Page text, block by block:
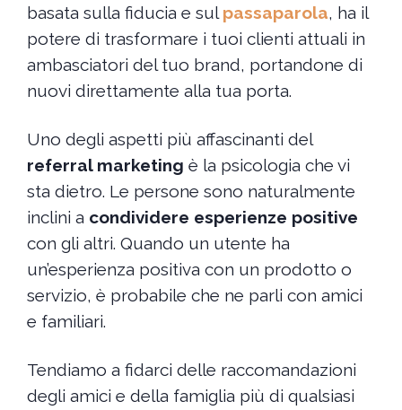
basata sulla fiducia e sul passaparola, ha il
potere di trasformare i tuoi clienti attuali in
ambasciatori del tuo brand, portandone di
nuovi direttamente alla tua porta.
Uno degli aspetti più affascinanti del
referral marketing è la psicologia che vi
sta dietro. Le persone sono naturalmente
inclini a condividere esperienze positive
con gli altri. Quando un utente ha
un’esperienza positiva con un prodotto o
servizio, è probabile che ne parli con amici
e familiari.
Tendiamo a fidarci delle raccomandazioni
degli amici e della famiglia più di qualsiasi